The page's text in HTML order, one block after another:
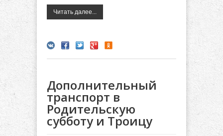
Читать далее...
Дополнительный
транспорт в
Родительскую
субботу и Троицу